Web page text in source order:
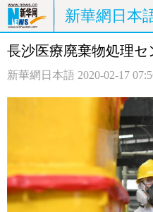
新華網日本
ホームページ
長沙医療廃棄物処理セ
新華網日本語 2020-02-17